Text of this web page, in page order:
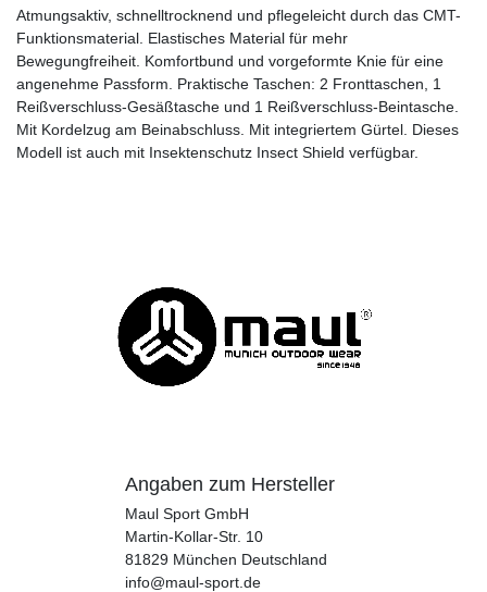
Atmungsaktiv, schnelltrocknend und pflegeleicht durch das CMT-
Funktionsmaterial. Elastisches Material für mehr
Bewegungfreiheit. Komfortbund und vorgeformte Knie für eine
angenehme Passform. Praktische Taschen: 2 Fronttaschen, 1
Reißverschluss-Gesäßtasche und 1 Reißverschluss-Beintasche.
Mit Kordelzug am Beinabschluss. Mit integriertem Gürtel. Dieses
Modell ist auch mit Insektenschutz Insect Shield verfügbar.
Angaben zum Hersteller
Maul Sport GmbH
Martin-Kollar-Str. 10
81829 München Deutschland
info@maul-sport.de